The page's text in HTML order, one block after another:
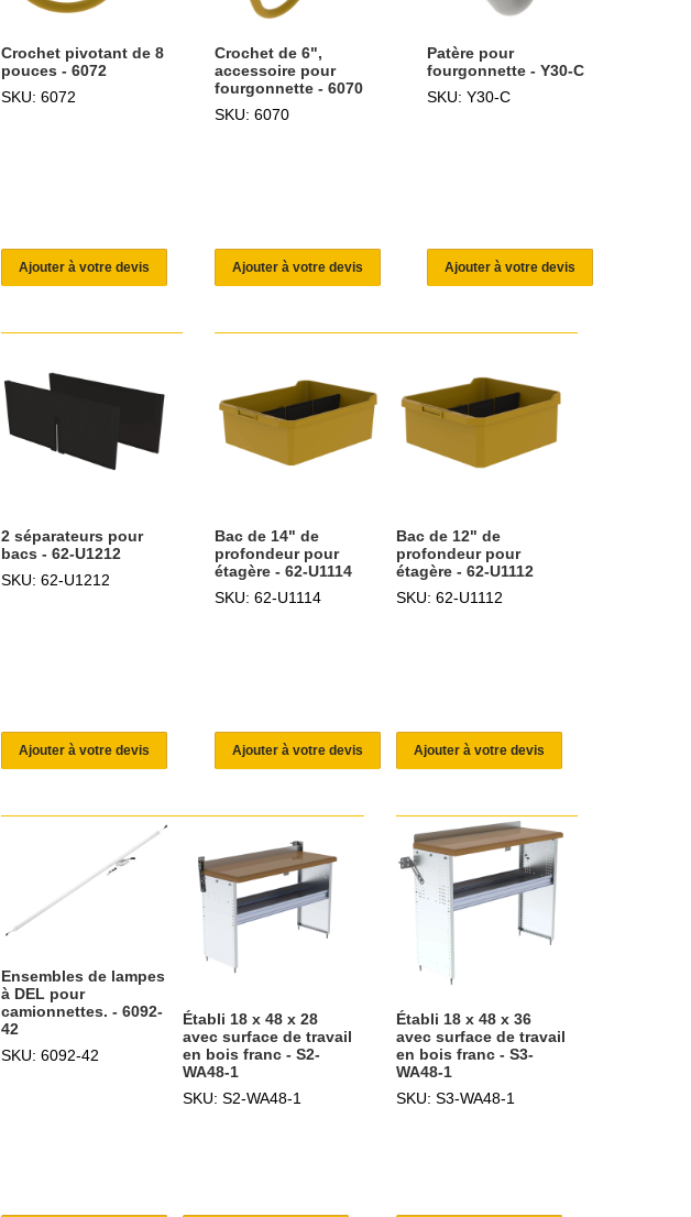
Crochet pivotant de 8
pouces - 6072
SKU: 6072
Ajouter à votre devis
Crochet de 6",
accessoire pour
fourgonnette - 6070
SKU: 6070
Ajouter à votre devis
Patère pour
fourgonnette - Y30-C
SKU: Y30-C
Ajouter à votre devis
2 séparateurs pour
bacs - 62-U1212
SKU: 62-U1212
Ajouter à votre devis
Bac de 14" de
profondeur pour
étagère - 62-U1114
SKU: 62-U1114
Ajouter à votre devis
Bac de 12" de
profondeur pour
étagère - 62-U1112
SKU: 62-U1112
Ajouter à votre devis
Ensembles de lampes
à DEL pour
camionnettes. - 6092-
42
SKU: 6092-42
Établi 18 x 48 x 28
avec surface de travail
en bois franc - S2-
WA48-1
SKU: S2-WA48-1
Établi 18 x 48 x 36
avec surface de travail
en bois franc - S3-
WA48-1
SKU: S3-WA48-1